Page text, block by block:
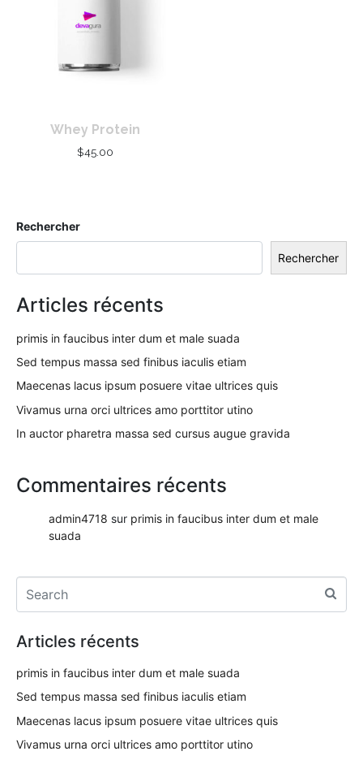
Whey Protein
$45.00
Rechercher
Rechercher
Articles récents
primis in faucibus inter dum et male suada
Sed tempus massa sed finibus iaculis etiam
Maecenas lacus ipsum posuere vitae ultrices quis
Vivamus urna orci ultrices amo porttitor utino
In auctor pharetra massa sed cursus augue gravida
Commentaires récents
admin4718 sur primis in faucibus inter dum et male
suada
Articles récents
primis in faucibus inter dum et male suada
Sed tempus massa sed finibus iaculis etiam
Maecenas lacus ipsum posuere vitae ultrices quis
Vivamus urna orci ultrices amo porttitor utino